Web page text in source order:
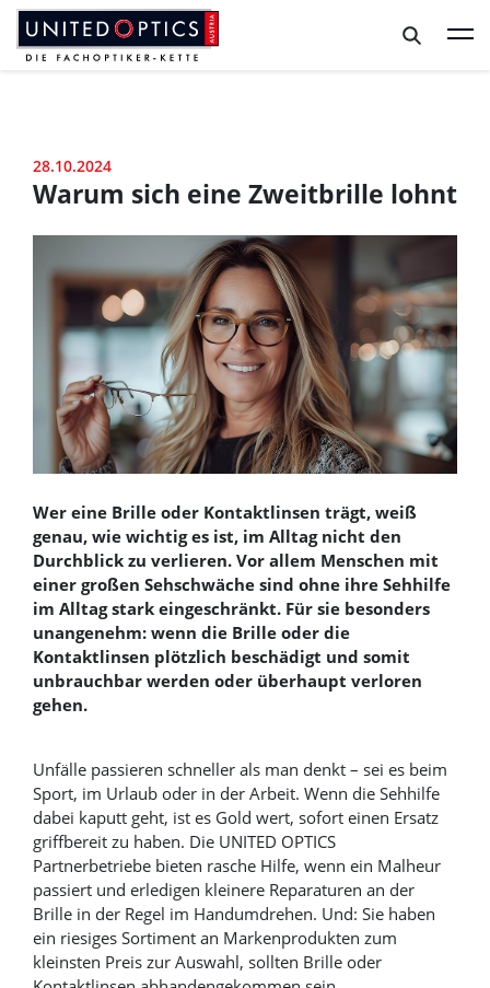
Zum Hauptinhalt springen
Zum Footer springen
28.10.2024
Warum sich eine Zweitbrille lohnt
Wer eine Brille oder Kontaktlinsen trägt, weiß
genau, wie wichtig es ist, im Alltag nicht den
Durchblick zu verlieren. Vor allem Menschen mit
einer großen Sehschwäche sind ohne ihre Sehhilfe
im Alltag stark eingeschränkt. Für sie besonders
unangenehm: wenn die Brille oder die
Kontaktlinsen plötzlich beschädigt und somit
unbrauchbar werden oder überhaupt verloren
gehen.
Unfälle passieren schneller als man denkt – sei es beim
Sport, im Urlaub oder in der Arbeit. Wenn die Sehhilfe
dabei kaputt geht, ist es Gold wert, sofort einen Ersatz
griffbereit zu haben. Die UNITED OPTICS
Partnerbetriebe bieten rasche Hilfe, wenn ein Malheur
passiert und erledigen kleinere Reparaturen an der
Brille in der Regel im Handumdrehen. Und: Sie haben
ein riesiges Sortiment an Markenprodukten zum
kleinsten Preis zur Auswahl, sollten Brille oder